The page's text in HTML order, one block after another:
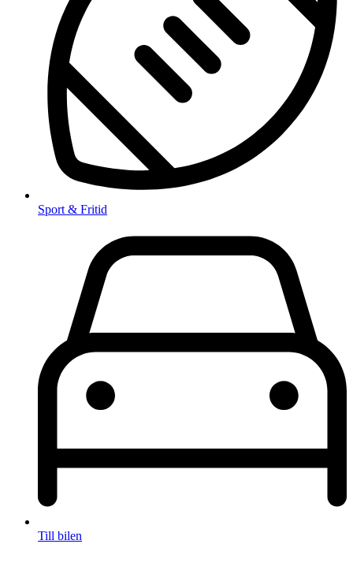
Sport & Fritid
Till bilen